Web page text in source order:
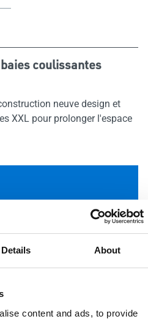
Details About
content and ads, to provide
coulissantes
neuve design et
XXL pour prolonger l'espace
minutes